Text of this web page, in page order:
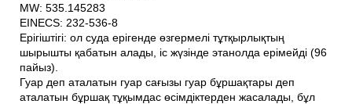
MW: 535.145283
EINECS: 232-536-8
Ерігіштігі: ол суда ерігенде өзгермелі тұтқырлықтың
шырышты қабатын алады, іс жүзінде этанолда ерімейді (96
пайыз).
Гуар деп аталатын гуар сағызы гуар бұршақтары деп
аталатын бұршақ тұқымдас өсімдіктерден жасалады, бұл